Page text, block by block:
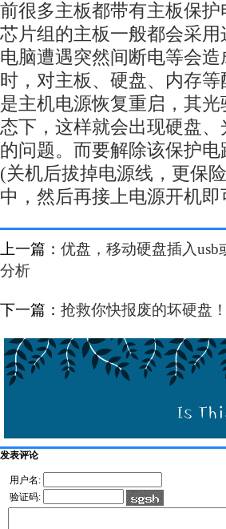
前很多主板都带有主板保
芯片组的主板一般都会采
电脑遭遇突然间断电等会
时，对主板、硬盘、内存
是主机电源恢复重启，其
态下，这样就会出现硬盘
的问题。而要解除该保护
(关机后拔掉电源线，更保
中，然后再接上电源开机即
上一篇： 优盘，移动硬盘插入
分析
下一篇： 抢救你快报废的坏硬盘
发表评论
用户名:
验证码: